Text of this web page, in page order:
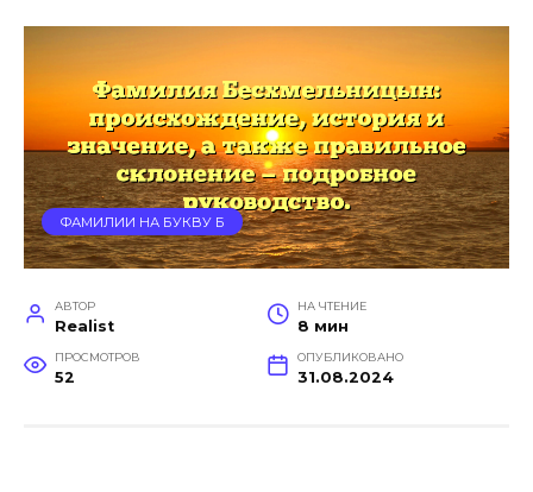
ФАМИЛИИ НА БУКВУ Б
АВТОР
Realist
НА ЧТЕНИЕ
8 мин
ПРОСМОТРОВ
52
ОПУБЛИКОВАНО
31.08.2024